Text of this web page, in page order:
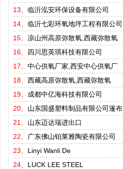
13、 临沂泓安环保设备有限公司
14、 临沂七彩环氧地坪工程有限公司
15、 凉山州高原弥散氧,西藏弥散氧
16、 四川思英琪科技有限公司
17、 中心供氧厂家,西安中心供氧厂
18、 西藏高原弥散氧,西藏弥散氧
19、 成都中亿海科技有限公司
20、 山东国盛塑料制品有限公司篷布
21、 山东迈达瑞进出口
22、
广东佛山铂莱雅陶瓷有限公司
23、 Linyi Wanli De
24、 LUCK LEE STEEL